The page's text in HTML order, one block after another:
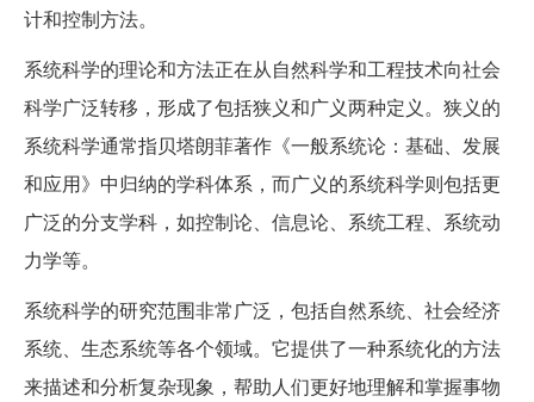
计和控制方法。
系统科学的理论和方法正在从自然科学和工程技术向社会
科学广泛转移，形成了包括狭义和广义两种定义。狭义的
系统科学通常指贝塔朗菲著作《一般系统论：基础、发展
和应用》中归纳的学科体系，而广义的系统科学则包括更
广泛的分支学科，如控制论、信息论、系统工程、系统动
力学等。
系统科学的研究范围非常广泛，包括自然系统、社会经济
系统、生态系统等各个领域。它提供了一种系统化的方法
来描述和分析复杂现象，帮助人们更好地理解和掌握事物